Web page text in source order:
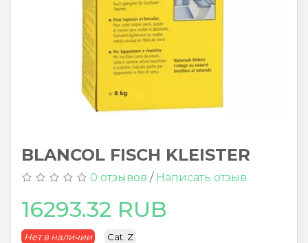
BLANCOL FISCH KLEISTER
0 отзывов / Написать отзыв
16293.32 RUB
Нет в наличии Cat. Z